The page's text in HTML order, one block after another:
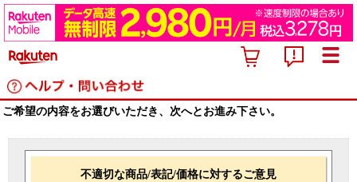
ご希望の内容をお選びいただき、次へとお進み下さい。
不適切な商品/表記/価格に対するご意見